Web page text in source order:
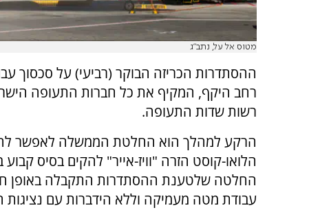
מטוס אל על, נתב"ג
ההסתדרות הכריזה הבוקר (רביעי) על סכסוך
רחב היקף, המקיף את כל חברות התעופה
רשות שדות התעופה.
הרקע למהלך הוא החלטת הממשלה לאפשר
הלואו-קוסט הזרה "וויז-אייר" להקים בסיס
החלטה שלטענת ההסתדרות התקבלה באופן
עבודת מטה מעמיקה וללא הידברות עם נציגות